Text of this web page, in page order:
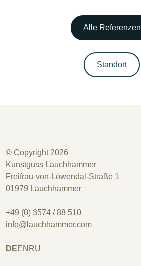
Alle Referenzen
Standort
© Copyright 2026
Kunstguss Lauchhammer
Freifrau-von-Löwendal-Straße 1
01979 Lauchhammer
+49 (0) 3574 / 88 510
info@lauchhammer.com
DEEN RU